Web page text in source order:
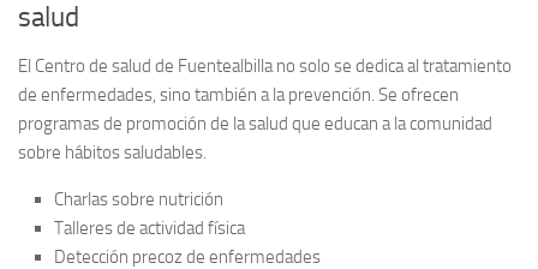
salud
El Centro de salud de Fuentealbilla no solo se dedica al tratamiento
de enfermedades, sino también a laprevención. Se ofrecen
programas de promoción de la salud que educan a la comunidad
sobre hábitos saludables.
Charlas sobre nutrición
Talleres de actividad física
Detección precoz de enfermedades